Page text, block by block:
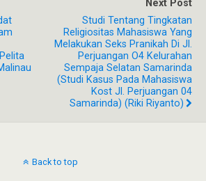
Next Post
Studi Tentang Tingkatan
Religiositas Mahasiswa Yang
Melakukan Seks Pranikah Di Jl.
Perjuangan O4 Kelurahan
Sempaja Selatan Samarinda
(Studi Kasus Pada Mahasiswa
Kost Jl. Perjuangan 04
Samarinda) (Riki Riyanto)
Back to top